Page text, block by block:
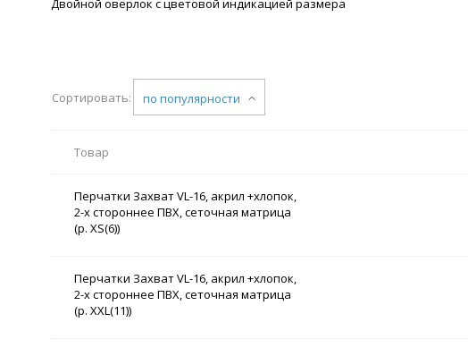
Сортировать: по популярности
Товар
Перчатки Захват VL-16, акрил +хлопок,
2-х стороннее ПВХ, сеточная матрица
(р. XS(6))
Перчатки Захват VL-16, акрил +хлопок,
2-х стороннее ПВХ, сеточная матрица
(р. XXL(11))